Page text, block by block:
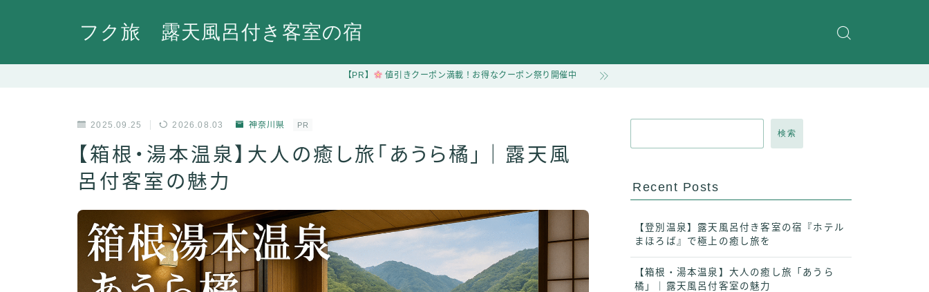
フク旅 露天風呂付き客室の宿
【PR】 値引きクーポン満載！お得なクーポン祭り開催中
2025.09.25 2026.08.03 神奈川県 PR
【箱根・湯本温泉】大人の癒し旅「あうら橘」｜露天風
呂付客室の魅力
検索
Recent Posts
【登別温泉】露天風呂付き客室の宿『ホテル
まほろば』で極上の癒し旅を
【箱根・湯本温泉】大人の癒し旅「あうら
橘」｜露天風呂付客室の魅力